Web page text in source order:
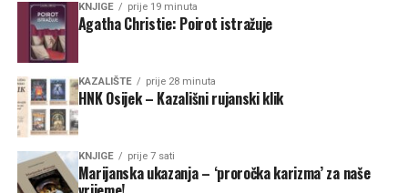
KNJIGE prije 19 minuta
Agatha Christie: Poirot istražuje
KAZALIŠTE prije 28 minuta
HNK Osijek – Kazališni rujanski klik
KNJIGE prije 7 sati
Marijanska ukazanja – ‘proročka karizma’ za naše